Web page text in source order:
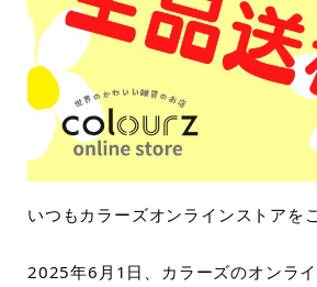
いつもカラーズオンラインストアを
2025年6月1日、カラーズのオンラ